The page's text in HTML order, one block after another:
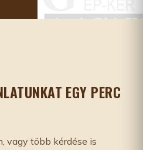
EGY PERC
vagy több kérdése is